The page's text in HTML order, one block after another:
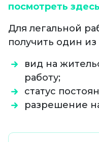
посмотреть
Для легальной
получить один
вид на
работу;
статус
разрешение